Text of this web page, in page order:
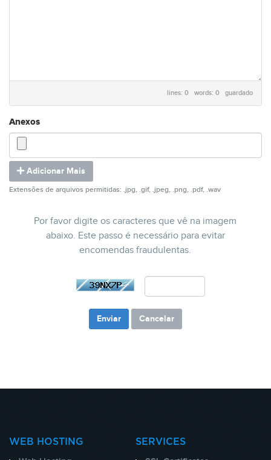
lines: 0 words: 0 guardado
Anexos
Adicionar Mais
Extensões de arquivos permitidas: .jpg, .gif, .jpeg, .png, .pdf, .wav
Por favor digite os caracteres que vê na imagem
abaixo. Este passo é necessário para evitar
encomendas fraudulentas.
Cancelar
WEB HOSTING SERVICES